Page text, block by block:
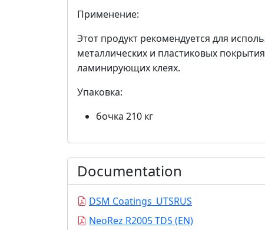
Применение:
Этот продукт рекомендуется для
металлических и пластиковых
ламинирующих клеях.
Упаковка:
бочка 210 кг
Documentation
DSM Coatings_UTSRUS
NeoRez R2005 TDS (EN)